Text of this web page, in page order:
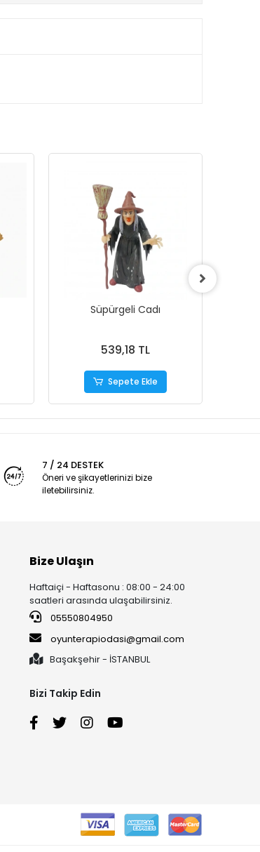
Süpürgeli Cadı
539,18 TL
Sepete Ekle
7 / 24 DESTEK
Öneri ve şikayetlerinizi bize
iletebilirsiniz.
Bize Ulaşın
Haftaiçi - Haftasonu : 08:00 - 24:00
saatleri arasında ulaşabilirsiniz.
05550804950
oyunterapiodasi@gmail.com
Başakşehir - İSTANBUL
Bizi Takip Edin